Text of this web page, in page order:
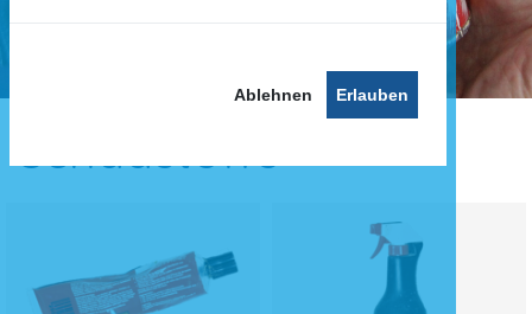
Ablehnen Erlauben
Schadstoffe